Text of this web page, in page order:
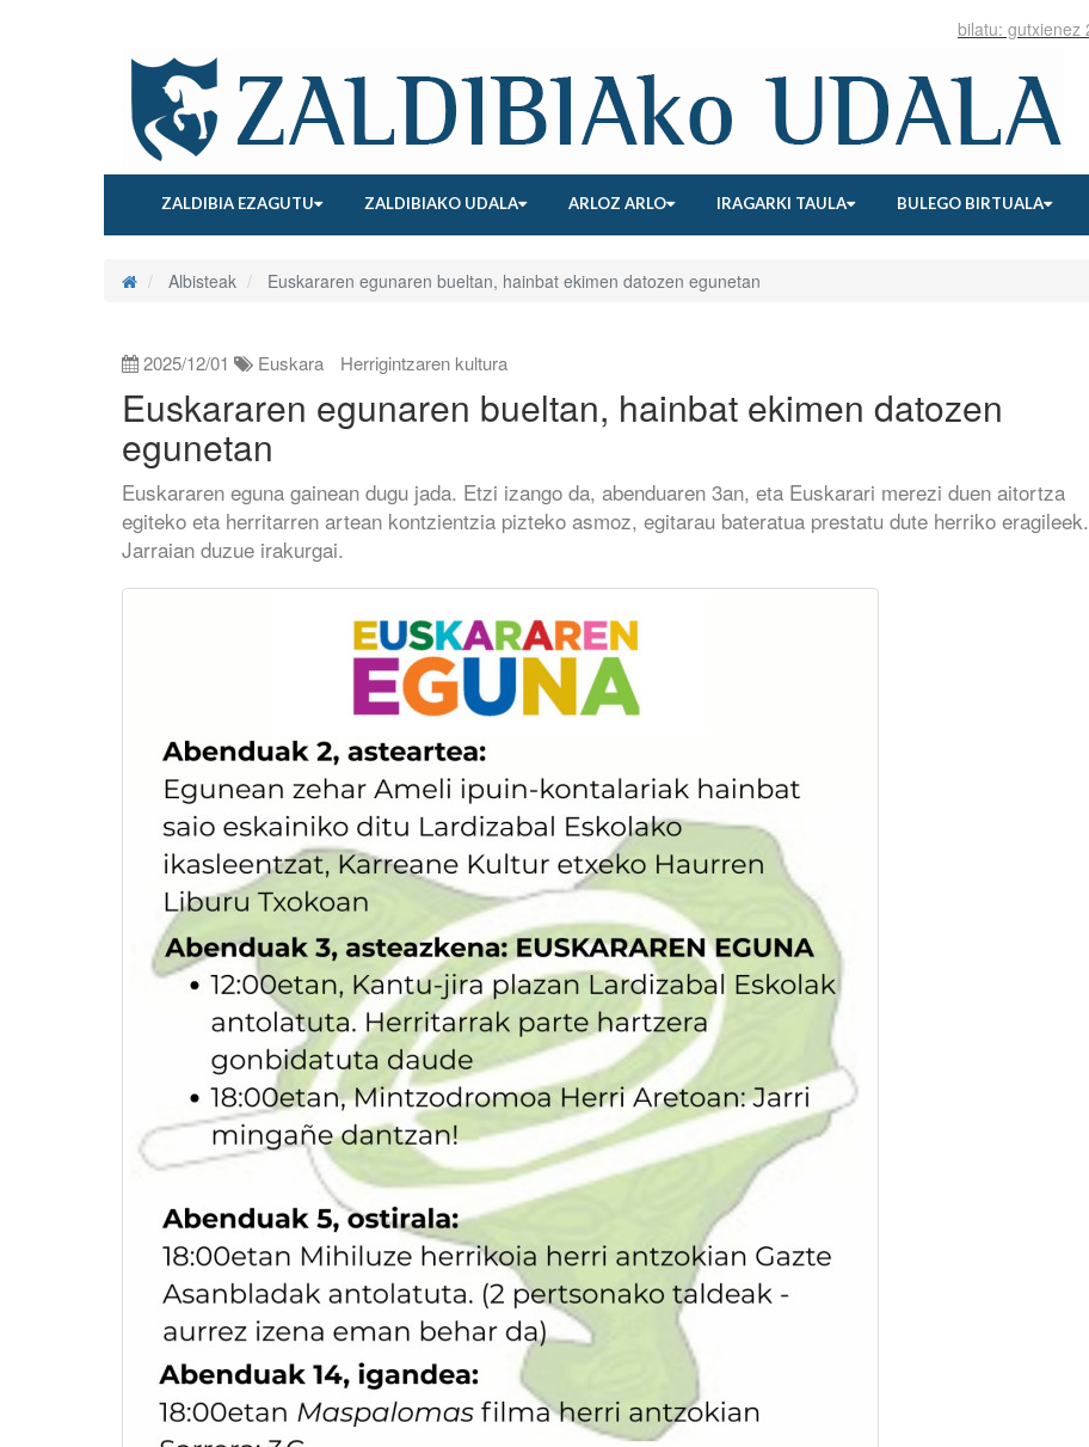
ZALDIBIA EZAGUTU ZALDIBIAKO UDALA ARLOZ ARLO IRAGARKI TAULA BULEGO BIRTUALA
Albisteak Euskararen egunaren bueltan, hainbat ekimen datozen egunetan
2025/12/01 Euskara Herrigintzaren kultura
Euskararen egunaren bueltan, hainbat ekimen datozen
egunetan
Euskararen eguna gainean dugu jada. Etzi izango da, abenduaren 3an, eta Euskarari merezi duen aitortza
egiteko eta herritarren artean kontzientzia pizteko asmoz, egitarau bateratua prestatu dute herriko eragileek.
Jarraian duzue irakurgai.